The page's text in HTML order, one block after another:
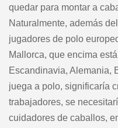
quedar para montar a
Naturalmente, además
jugadores de polo
Mallorca, que encima
Escandinavia, Alemania,
juega a polo, significaría
trabajadores, se
cuidadores de caballos,